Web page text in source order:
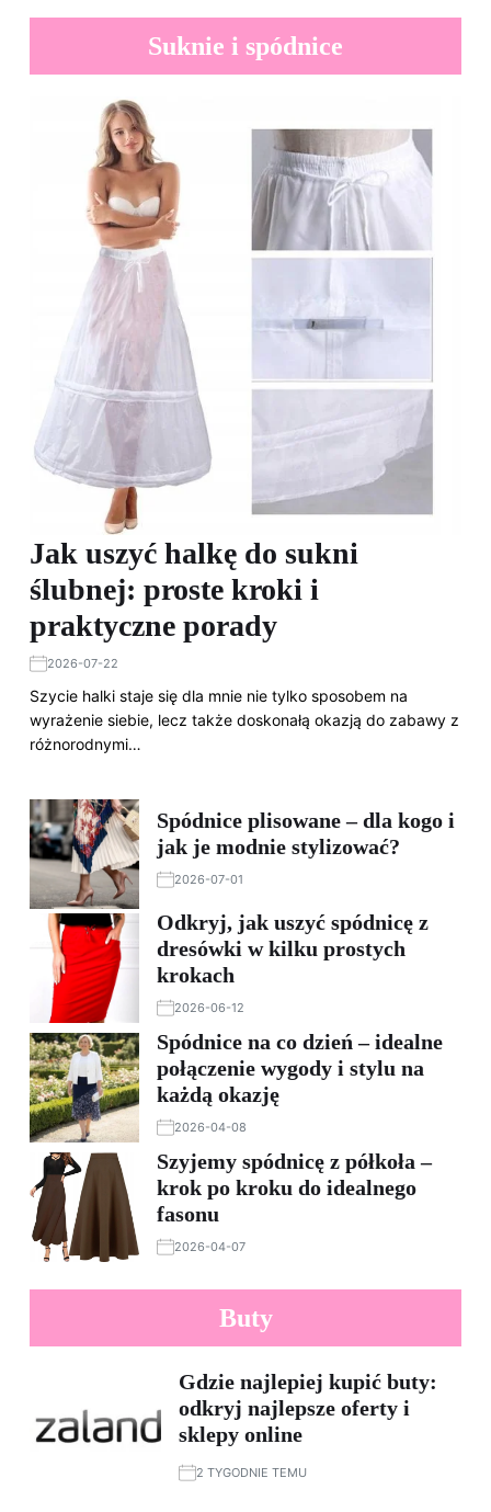
Suknie i spódnice
Jak uszyć halkę do sukni
ślubnej: proste kroki i
praktyczne porady
2026-07-22
Szycie halki staje się dla mnie nie tylko sposobem na
wyrażenie siebie, lecz także doskonałą okazją do zabawy z
różnorodnymi…
Spódnice plisowane – dla kogo i
jak je modnie stylizować?
2026-07-01
Odkryj, jak uszyć spódnicę z
dresówki w kilku prostych
krokach
2026-06-12
Spódnice na co dzień – idealne
połączenie wygody i stylu na
każdą okazję
2026-04-08
Szyjemy spódnicę z półkoła –
krok po kroku do idealnego
fasonu
2026-04-07
Buty
Gdzie najlepiej kupić buty:
odkryj najlepsze oferty i
sklepy online
2 TYGODNIE TEMU